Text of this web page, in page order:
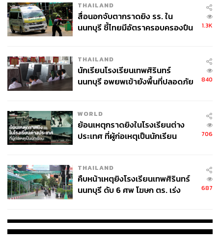
THAILAND
สื่อนอกจับตากราดยิง รร. ใน
นนทบุรี ชี้ไทยมีอัตราครอบครองปืน
1.3K
THAILAND
นักเรียนโรงเรียนเทพศิรินทร์
นนทบุรี อพยพเข้ายังพื้นที่ปลอดภัย
840
WORLD
ย้อนเหตุกราดยิงในโรงเรียนต่าง
ประเทศ ที่ผู้ก่อเหตุเป็นนักเรียน
706
THAILAND
คืบหน้าเหตุยิงโรงเรียนเทพศิรินทร์
นนทบุรี ดับ 6 ศพ โฆษก ตร. เร่ง
687